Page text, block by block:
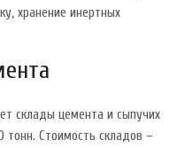
хранение инертных
склады цемента и сыпучих
Стоимость складов –